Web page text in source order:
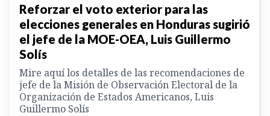
Reforzar el voto exterior para las
elecciones generales en Honduras sugirió
el jefe de la MOE-OEA, Luis Guillermo
Solís
Mire aquí los detalles de las recomendaciones de
jefe de la Misión de Observación Electoral de la
Organización de Estados Americanos, Luis
Guillermo Solís